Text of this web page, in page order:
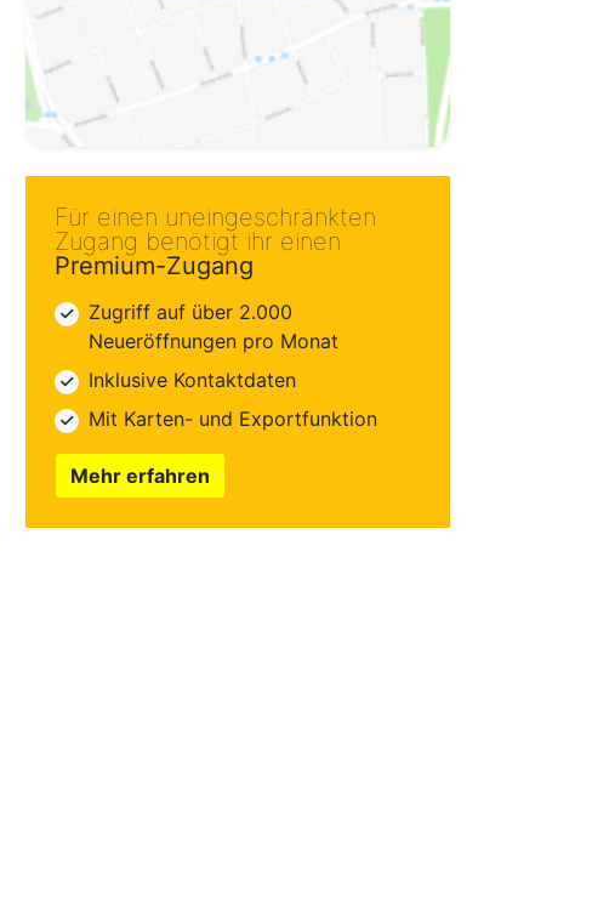
Für einen uneingeschränkten
Zugang benötigt ihr einen
Premium-Zugang
Zugriff auf über 2.000
Neueröffnungen pro Monat
Inklusive Kontaktdaten
Mit Karten- und Exportfunktion
Mehr erfahren